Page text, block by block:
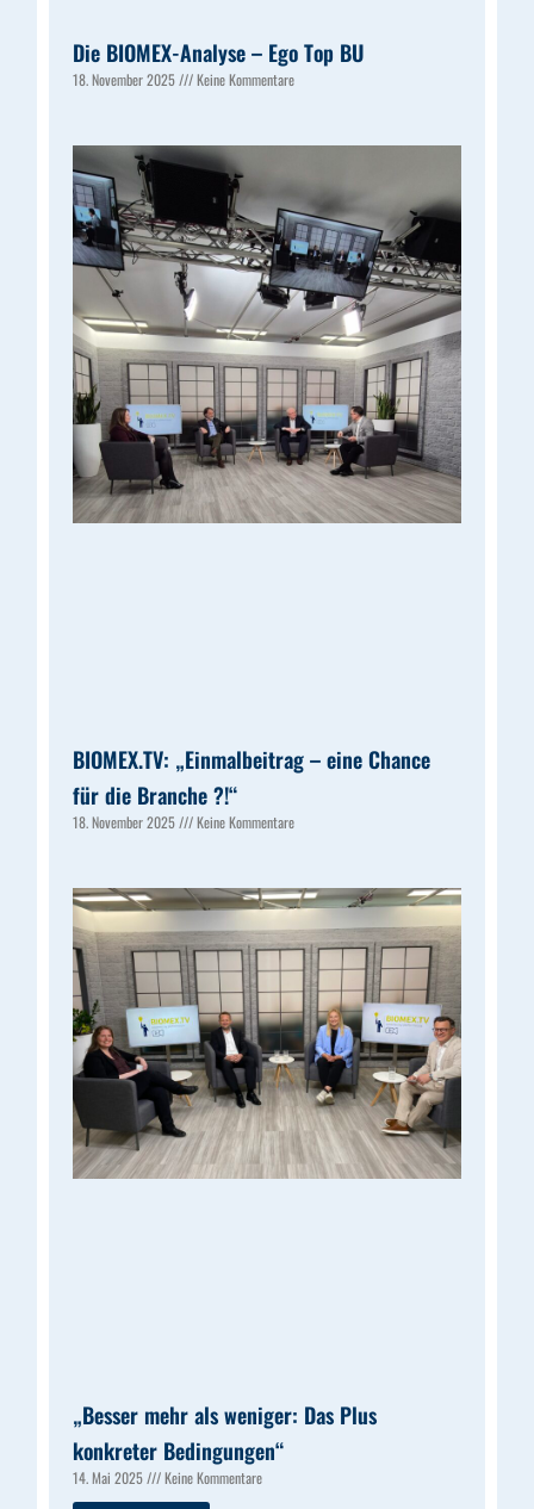
Die BIOMEX-Analyse – Ego Top BU
18. November 2025 Keine Kommentare
BIOMEX.TV: „Einmalbeitrag – eine Chance
für die Branche ?!“
18. November 2025 Keine Kommentare
„Besser mehr als weniger: Das Plus
konkreter Bedingungen“
14. Mai 2025 Keine Kommentare